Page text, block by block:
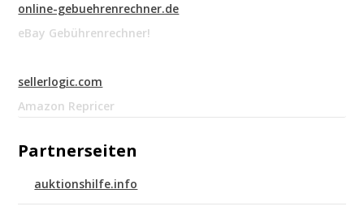
online-gebuehrenrechner.de
eBay Gebührenrechner!
sellerlogic.com
Amazon Repricer
Partnerseiten
auktionshilfe.info